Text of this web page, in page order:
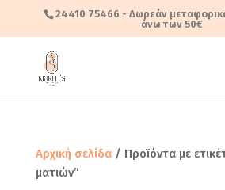
24410 75466 - Δωρεάν
άνω των 50€
Αρχική σελίδα/ Προϊόντα με
ματιών”